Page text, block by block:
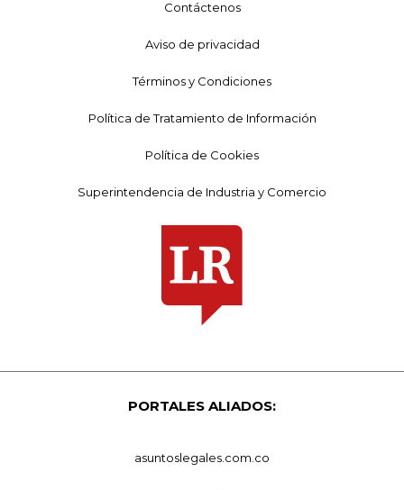
Contáctenos
Aviso de privacidad
Términos y Condiciones
Política de Tratamiento de Información
Política de Cookies
Superintendencia de Industria y Comercio
PORTALES ALIADOS:
asuntoslegales.com.co